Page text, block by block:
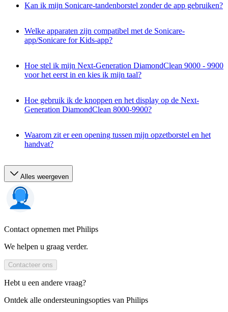
Kan ik mijn Sonicare-tandenborstel zonder de app gebruiken?
Welke apparaten zijn compatibel met de Sonicare-
app/Sonicare for Kids-app?
Hoe stel ik mijn Next-Generation DiamondClean 9000 - 9900
voor het eerst in en kies ik mijn taal?
Hoe gebruik ik de knoppen en het display op de Next-
Generation DiamondClean 8000-9900?
Waarom zit er een opening tussen mijn opzetborstel en het
handvat?
Alles weergeven
Contact opnemen met Philips
We helpen u graag verder.
Contacteer ons
Hebt u een andere vraag?
Ontdek alle ondersteuningsopties van Philips